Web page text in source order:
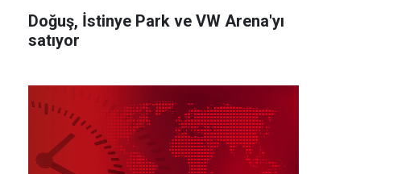
Doğuş, İstinye Park ve VW Arena'yı
satıyor